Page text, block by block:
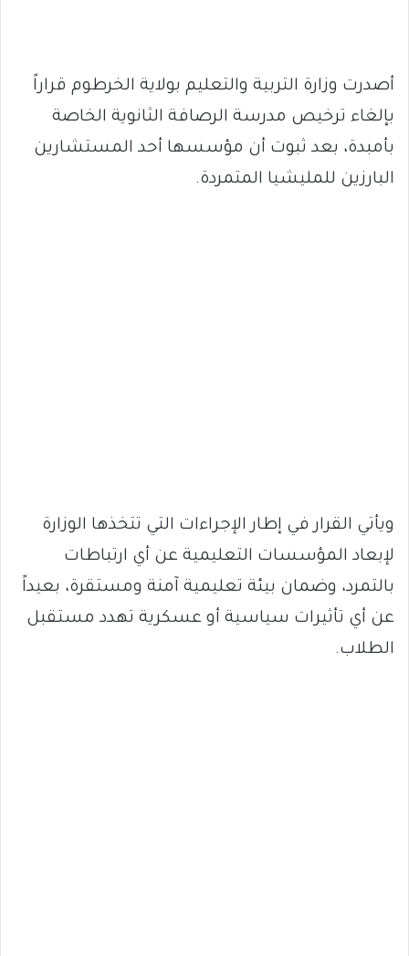
أصدرت وزارة التربية والتعليم بولاية الخرطوم قراراً
بإلغاء ترخيص مدرسة الرصافة الثانوية الخاصة
بأمبدة، بعد ثبوت أن مؤسسها أحد المستشارين
البارزين للمليشيا المتمردة.
ويأتي القرار في إطار الإجراءات التي تتخذها الوزارة
لإبعاد المؤسسات التعليمية عن أي ارتباطات
بالتمرد، وضمان بيئة تعليمية آمنة ومستقرة، بعيداً
عن أي تأثيرات سياسية أو عسكرية تهدد مستقبل
الطلاب.